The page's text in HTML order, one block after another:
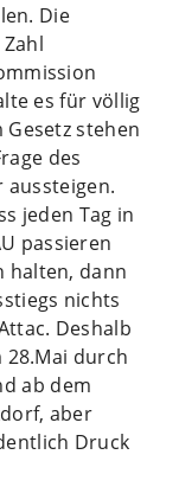
Die
es für völlig
stehen
des
aussteigen.
jeden Tag in
passieren
halten, dann
nichts
Deshalb
28.Mai durch
ab dem
aber
Druck